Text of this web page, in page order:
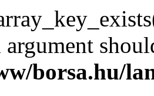
argument
borsa.hu/